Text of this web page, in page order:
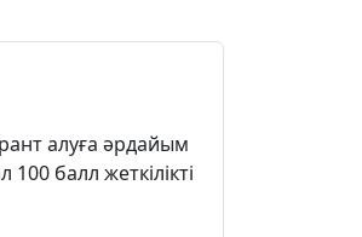
алуға әрдайым
100 балл жеткілікті